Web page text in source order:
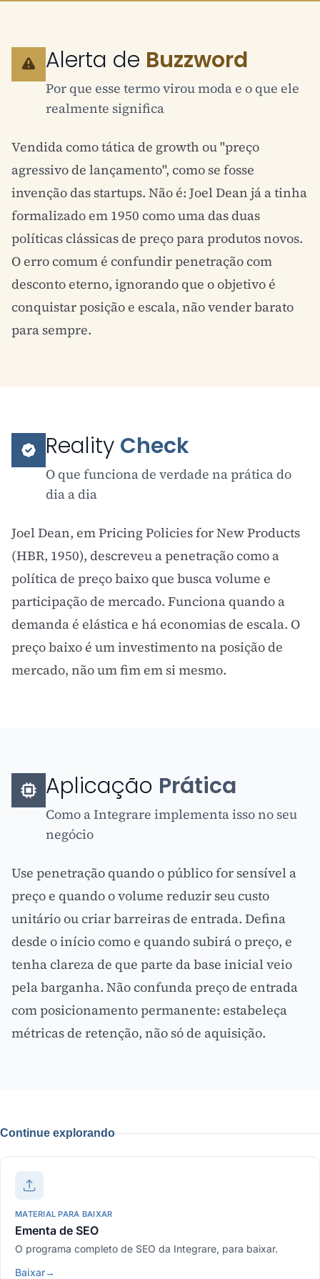
Alerta de Buzzword
Por que esse termo virou moda e o que ele
realmente significa
Vendida como tática de growth ou "preço
agressivo de lançamento", como se fosse
invenção das startups. Não é: Joel Dean já a tinha
formalizado em 1950 como uma das duas
políticas clássicas de preço para produtos novos.
O erro comum é confundir penetração com
desconto eterno, ignorando que o objetivo é
conquistar posição e escala, não vender barato
para sempre.
Reality Check
O que funciona de verdade na prática do
dia a dia
Joel Dean, em Pricing Policies for New Products
(HBR, 1950), descreveu a penetração como a
política de preço baixo que busca volume e
participação de mercado. Funciona quando a
demanda é elástica e háeconomias de escala. O
preço baixo é um investimento na posição de
mercado, não um fim em si mesmo.
Aplicação Prática
Como a Integrare implementa isso no seu
negócio
Use penetração quando o público for sensível a
preço e quando o volume reduzir seu custo
unitário ou criar barreiras de entrada. Defina
desde o início como e quando subirá o preço, e
tenha clareza de que parte da base inicial veio
pela barganha. Não confunda preço de entrada
com posicionamento permanente: estabeleça
métricas de retenção, não só de aquisição.
Continue explorando
MATERIAL PARA BAIXAR
Ementa de SEO
O programa completo de SEO da Integrare, para baixar.
Baixar→